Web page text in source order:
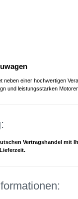
neben einer hochwertigen
und leistungsstarken
Vertragshandel mit
und herstellerüblicher Lieferzeit.